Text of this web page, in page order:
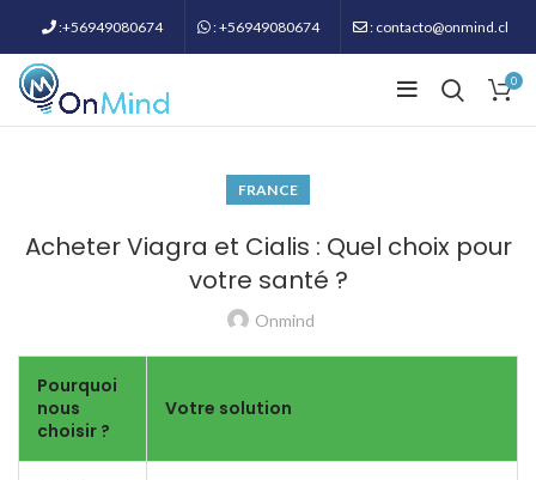
:+56949080674 : +56949080674 : contacto@onmind.cl
0
FRANCE
Acheter Viagra et Cialis : Quel choix pour
votre santé ?
Onmind
Pourquoi
nous
choisir ?
Votre solution